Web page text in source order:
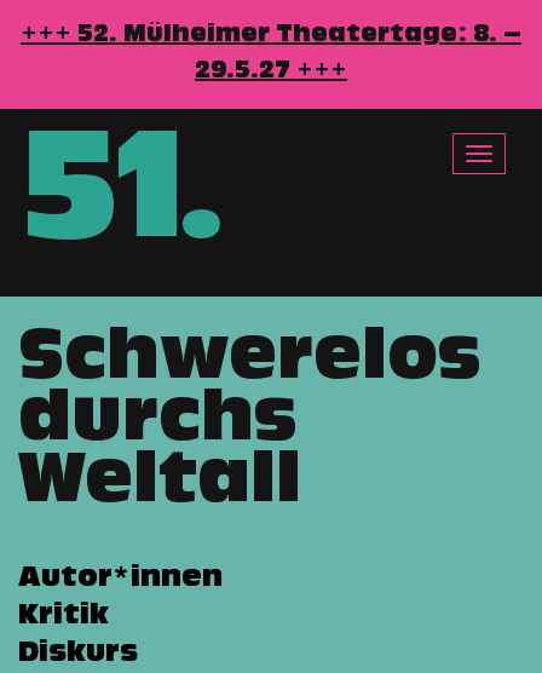
Direkt
zum
Inhalt
+++ 52. Mülheimer Theatertage: 8. –
29.5.27 +++
51.
Toggle
Schwerelos
durchs
Weltall
Autor*innen
Kritik
Diskurs